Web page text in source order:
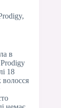
в
18
волосся